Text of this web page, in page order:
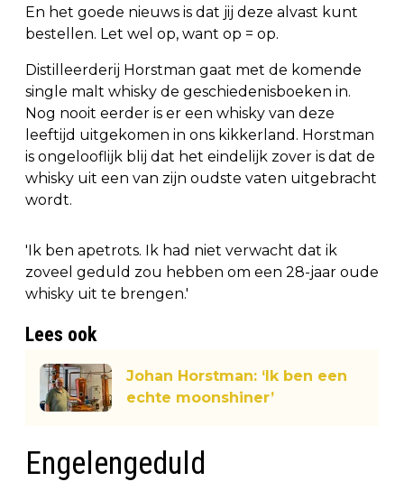
En het goede nieuws is dat jij deze alvast kunt
bestellen. Let wel op, want op = op.
Distilleerderij Horstman gaat met de komende
single malt whisky de geschiedenisboeken in.
Nog nooit eerder is er een whisky van deze
leeftijd uitgekomen in ons kikkerland. Horstman
is ongelooflijk blij dat het eindelijk zover is dat de
whisky uit een van zijn oudste vaten uitgebracht
wordt.
'Ik ben apetrots. Ik had niet verwacht dat ik
zoveel geduld zou hebben om een 28-jaar oude
whisky uit te brengen.'
Lees ook
Johan Horstman: ‘Ik ben een
echte moonshiner’
Engelengeduld